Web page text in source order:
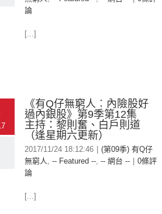
論
[...]
《有Q仔無窮人︰內險股好
過內銀股》第9季第12集
主持：黎則奮、白戶則道
（逢星期六更新）
2017/11/24 18:12:46
(第09季) 有Q仔
無窮人, -- Featured --, -- 網台 --
0條評
論
[...]